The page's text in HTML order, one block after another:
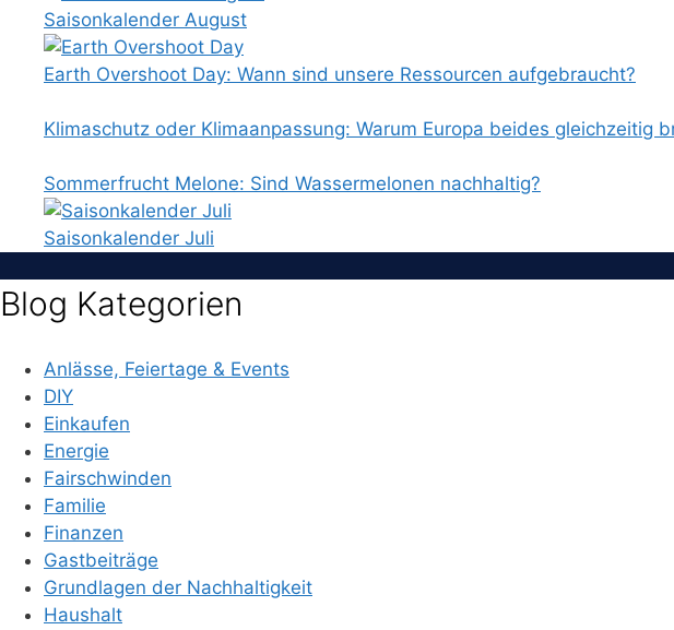
Saisonkalender August
Earth Overshoot Day: Wann sind unsere Ressourcen aufgebraucht?
Klimaschutz oder Klimaanpassung: Warum Europa beides gleichzeitig
Sommerfrucht Melone: Sind Wassermelonen nachhaltig?
Saisonkalender Juli
Blog Kategorien
Anlässe, Feiertage & Events
DIY
Einkaufen
Energie
Fairschwinden
Familie
Finanzen
Gastbeiträge
Grundlagen der Nachhaltigkeit
Haushalt